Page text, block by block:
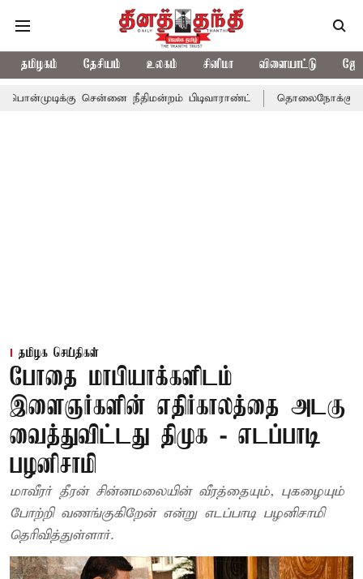
தமிழகம் தேசியம் உலகம் சினிமா விளையாட்டு
சென்னை நீதிமன்றம் பிடிவாராண்ட் தொலைநோக்கு
தமிழக செய்திகள்
போதை மாபியாக்களிடம்
இளைஞர்களின் எதிர்காலத்தை அடகு
வைத்துவிட்டது திமுக - எடப்பாடி
பழனிசாமி
மாவீரர் தீரன் சின்னமலையின் வீரத்தையும், புகழையும்
போற்றி வணங்குகிறேன் என்று எடப்பாடி பழனிசாமி
தெரிவித்துள்ளார்.